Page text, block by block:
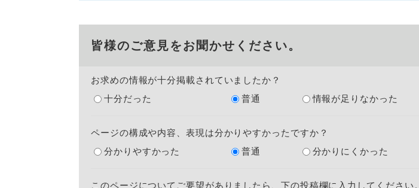
皆様のご意見をお聞かせください。
お求めの情報が十分掲載されていましたか？
十分だった
普通 情報が足りなかった
ページの構成や内容、表現は分かりやすかったですか？
分かりやすかった
普通 分かりにくかった
このページについてご要望がありましたら、下の投稿欄に入力してください。